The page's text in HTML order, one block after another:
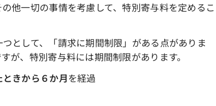
他一切の事情を考慮して、特別寄与料を定めるこ
として、「請求に期間制限」がある点がありま
が、特別寄与料には期間制限があります。
きから６か月を経過